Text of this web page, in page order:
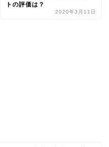
トの評価は？
2020年3月11日